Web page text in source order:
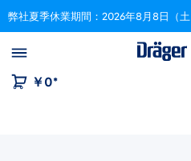
to B2B platform navigation
￥0*